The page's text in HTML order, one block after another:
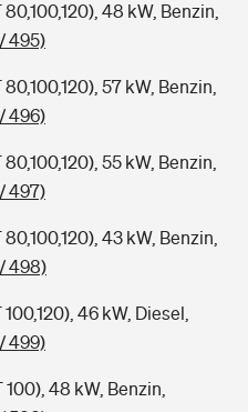
48 kW, Benzin,
495)
57 kW, Benzin,
496)
55 kW, Benzin,
497)
43 kW, Benzin,
498)
46 kW, Diesel,
499)
48 kW, Benzin,